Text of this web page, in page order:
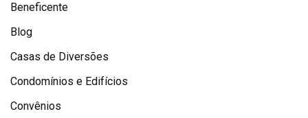
Beneficente
Blog
Casas de Diversões
Condomínios e Edifícios
Convênios